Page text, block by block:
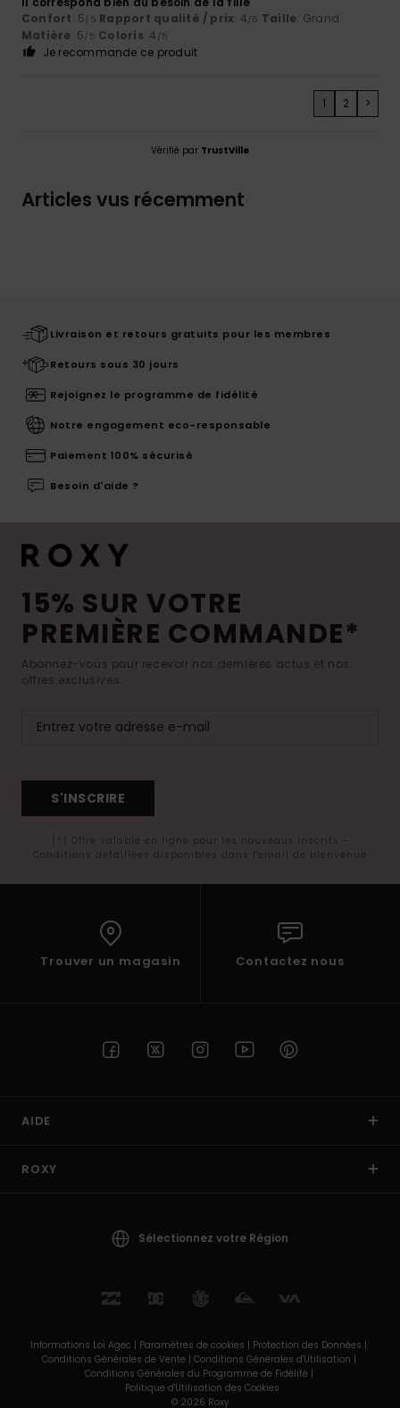
Confort: 5/5 Rapport qualité / prix: 4/5 Taille: Grand
Matière: 5/5 Coloris: 4 /5
Je recommande ce produit
1 2 >
Vérifié par TrustVille
Articles vus récemment
Livraison et retours gratuits pour les membres
Retours sous 30 jours
Rejoignez le programme de fidélité
Notre engagement eco-responsable
Paiement 100% sécurisé
Besoin d'aide ?
15% SUR VOTRE
PREMIÈRE COMMANDE*
Abonnez-vous pour recevoir nos dernières actus et nos
offres exclusives.
S'INSCRIRE
(*) Offre valable en ligne pour les nouveaux inscrits -
Conditions détaillées disponibles dans l'email de bienvenue
Trouver un magasin Contactez nous
AIDE
ROXY
Sélectionnez votre Région
Informations Loi Agec | Paramètres de cookies | Protection des Données |
Conditions Générales de Vente | Conditions Générales d'Utilisation |
Conditions Générales du Programme de Fidélité |
Politique d'Utilisation des Cookies
© 2026 Roxy